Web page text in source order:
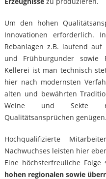
Um den hohen
Innovationen erforderlich.
Rebanlagen z.B. laufend
und Frühburgunder sowie
Kellerei ist man technisch
hier nach modernsten
alten und bewährten
Weine und Sekte
Qualitätsansprüchen genügen.
Hochqualifizierte
Nachwuchses leisten hier
Eine höchsterfreuliche
hohen regionalen sowie